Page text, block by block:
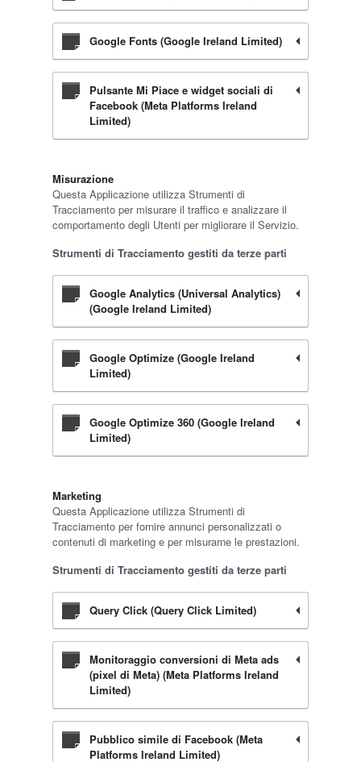
Google Fonts (Google Ireland Limited)
Pulsante Mi Piace e widget sociali di
Facebook (Meta Platforms Ireland
Limited)
Misurazione
Questa Applicazione utilizza Strumenti di
Tracciamento per misurare il traffico e analizzare il
comportamento degli Utenti per migliorare il Servizio.
Strumenti di Tracciamento gestiti da terze parti
Google Analytics (Universal Analytics)
(Google Ireland Limited)
Google Optimize (Google Ireland
Limited)
Google Optimize 360 (Google Ireland
Limited)
Marketing
Questa Applicazione utilizza Strumenti di
Tracciamento per fornire annunci personalizzati o
contenuti di marketing e per misurarne le prestazioni.
Strumenti di Tracciamento gestiti da terze parti
Query Click (Query Click Limited)
Monitoraggio conversioni di Meta ads
(pixel di Meta) (Meta Platforms Ireland
Limited)
Pubblico simile di Facebook (Meta
Platforms Ireland Limited)